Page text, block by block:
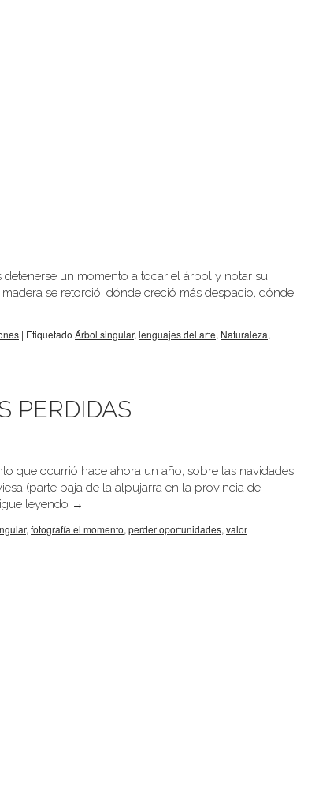
un momento a tocar el árbol y notar su
se retorció, dónde creció más despacio, dónde
| Etiquetado Árbol singular, lenguajes del arte, Naturaleza,
PERDIDAS
que ocurrió hace ahora un año, sobre las navidades
(parte baja de la alpujarra en la provincia de
leyendo →
, fotografía el momento, perder oportunidades, valor